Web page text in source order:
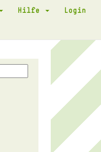
Hilfe Login